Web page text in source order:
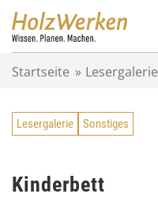
Startseite » Lesergalerie
Lesergalerie Sonstiges
Kinderbett